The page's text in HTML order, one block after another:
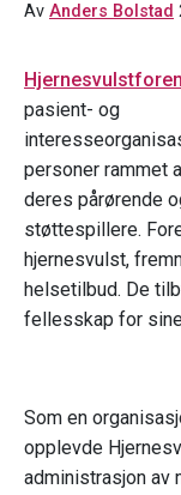
Av Anders Bolstad
pasient- og
personer rammet
deres pårørende
støttespillere.
hjernesvulst,
helsetilbud. De
fellesskap for
Som en
opplevde
administrasjon av